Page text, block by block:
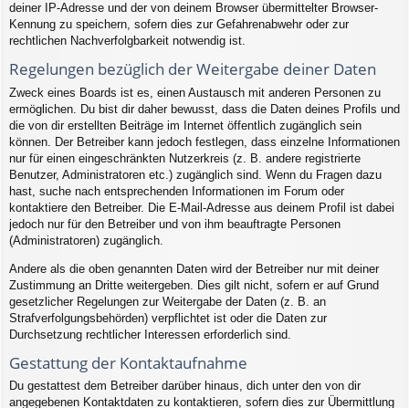
deiner IP-Adresse und der von deinem Browser übermittelter Browser-
Kennung zu speichern, sofern dies zur Gefahrenabwehr oder zur
rechtlichen Nachverfolgbarkeit notwendig ist.
Regelungen bezüglich der Weitergabe deiner Daten
Zweck eines Boards ist es, einen Austausch mit anderen Personen zu
ermöglichen. Du bist dir daher bewusst, dass die Daten deines Profils und
die von dir erstellten Beiträge im Internet öffentlich zugänglich sein
können. Der Betreiber kann jedoch festlegen, dass einzelne Informationen
nur für einen eingeschränkten Nutzerkreis (z. B. andere registrierte
Benutzer, Administratoren etc.) zugänglich sind. Wenn du Fragen dazu
hast, suche nach entsprechenden Informationen im Forum oder
kontaktiere den Betreiber. Die E-Mail-Adresse aus deinem Profil ist dabei
jedoch nur für den Betreiber und von ihm beauftragte Personen
(Administratoren) zugänglich.
Andere als die oben genannten Daten wird der Betreiber nur mit deiner
Zustimmung an Dritte weitergeben. Dies gilt nicht, sofern er auf Grund
gesetzlicher Regelungen zur Weitergabe der Daten (z. B. an
Strafverfolgungsbehörden) verpflichtet ist oder die Daten zur
Durchsetzung rechtlicher Interessen erforderlich sind.
Gestattung der Kontaktaufnahme
Du gestattest dem Betreiber darüber hinaus, dich unter den von dir
angegebenen Kontaktdaten zu kontaktieren, sofern dies zur Übermittlung